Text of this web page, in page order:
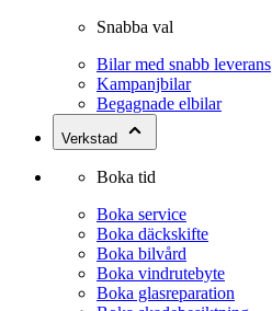
Snabba val
Bilar med snabb leverans
Kampanjbilar
Begagnade elbilar
Verkstad
Boka tid
Boka service
Boka däckskifte
Boka bilvård
Boka vindrutebyte
Boka glasreparation